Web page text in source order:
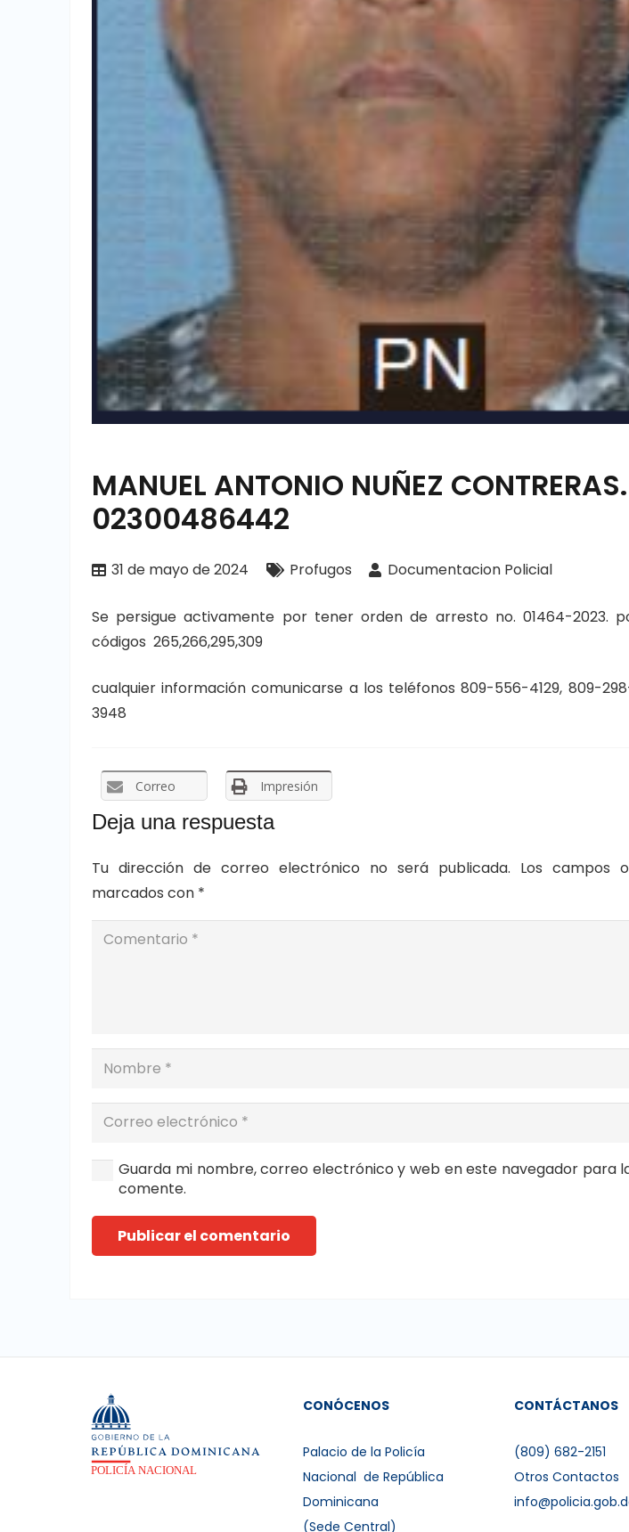
MANUEL ANTONIO NUÑEZ CONTRERAS.
02300486442
31 de mayo de 2024 Profugos Documentacion Policial
Se persigue activamente por tener orden de arresto no. 01464-2023.
códigos 265,266,295,309
cualquier información comunicarse a los teléfonos 809-556-4129, 809-
3948
Correo Impresión
Deja una respuesta
Tu dirección de correo electrónico no será publicada. Los campos
marcados con *
Guarda mi nombre, correo electrónico y web en este navegador para
comente.
Publicar el comentario
CONÓCENOS
Palacio de la Policía
Nacional de República
Dominicana
(Sede Central)
CONTÁCTANOS
(809) 682-2151
Otros Contactos